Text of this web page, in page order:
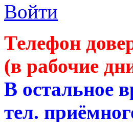
Войти
Телефон
(в рабочие
В остальное
тел.